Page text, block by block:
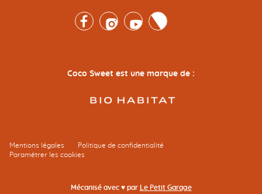
FacebookInstagramYoutubeTwitter
Coco Sweet est une marque de :
Mentions légales
Politique de confidentialité
Paramétrer les cookies
Mécanisé avec ♥ par Le Petit Garage